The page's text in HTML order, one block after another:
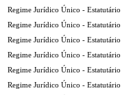
Regime Jurídico Único - Estatutário
Regime Jurídico Único - Estatutário
Regime Jurídico Único - Estatutário
Regime Jurídico Único - Estatutário
Regime Jurídico Único - Estatutário
Regime Jurídico Único - Estatutário